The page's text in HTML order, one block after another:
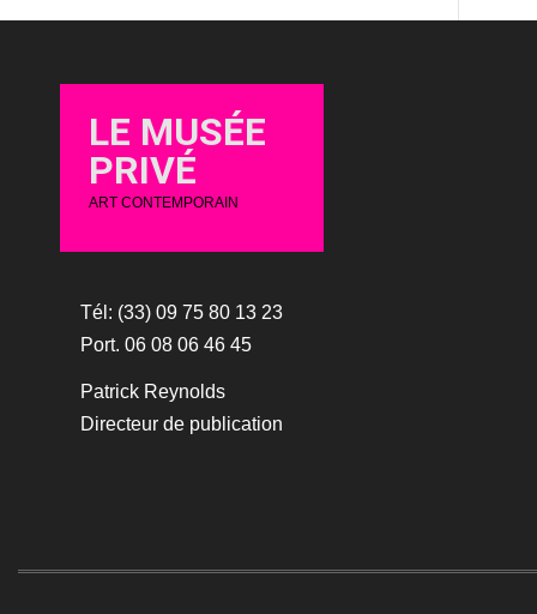
LE MUSÉE
PRIVÉ
ART CONTEMPORAIN
Tél: (33) 09 75 80 13 23
Port. 06 08 06 46 45
Patrick Reynolds
Directeur de publication